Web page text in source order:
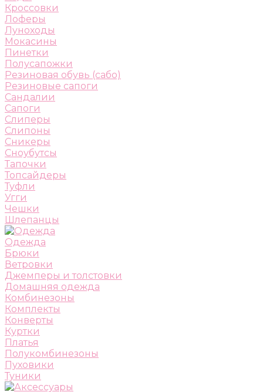
Кроссовки
Лоферы
Луноходы
Мокасины
Пинетки
Полусапожки
Резиновая обувь (сабо)
Резиновые сапоги
Сандалии
Сапоги
Слиперы
Слипоны
Сникеры
Сноубутсы
Тапочки
Топсайдеры
Туфли
Угги
Чешки
Шлепанцы
Одежда
Брюки
Ветровки
Джемперы и толстовки
Домашняя одежда
Комбинезоны
Комплекты
Конверты
Куртки
Платья
Полукомбинезоны
Пуховики
Туники